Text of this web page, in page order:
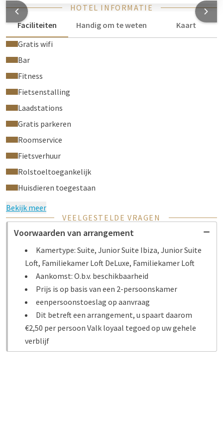
het schuine dak van de kamer staat een bed met een
uitschuifbed.
HOTEL INFORMATIE
Faciliteiten
Handig om te weten
Kaart
Gratis wifi
Bar
Fitness
Fietsenstalling
Laadstations
Gratis parkeren
Roomservice
Fietsverhuur
Rolstoeltoegankelijk
Huisdieren toegestaan
Bekijk meer
VEELGESTELDE VRAGEN
Voorwaarden van arrangement
Kamertype: Suite, Junior Suite Ibiza, Junior Suite
Loft, Familiekamer Loft DeLuxe, Familiekamer Loft
Aankomst: O.b.v. beschikbaarheid
Prijs is op basis van een 2-persoonskamer
eenpersoonstoeslag op aanvraag
Dit betreft een arrangement, u spaart daarom
€2,50 per persoon Valk loyaal tegoed op uw gehele
verblijf